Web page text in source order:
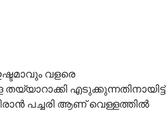
വളരെ
എടുക്കുന്നതിനായിട്ട്
പച്ചരി ആണ് വെള്ളത്തിൽ